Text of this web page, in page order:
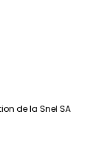
de la Snel SA